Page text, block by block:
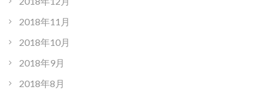
2018年11月
2018年10月
2018年9月
2018年8月